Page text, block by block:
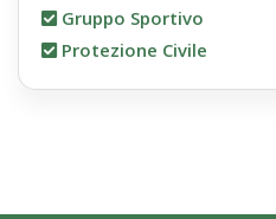
Gruppo Sportivo
Protezione Civile